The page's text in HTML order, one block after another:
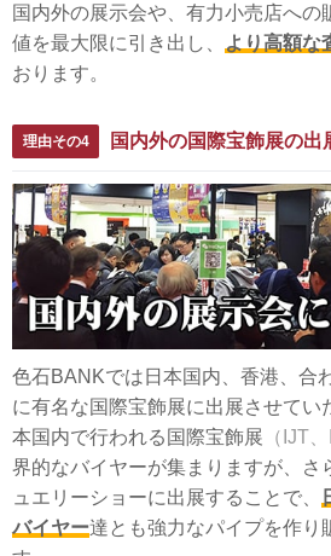
国内外の展示会や、有力小売店への
値を最大限に引き出し、
より高額な
おります。
理由その4 国内外の国際宝飾展の出
色石BANKでは日本国内、香港、合
に有名な国際宝飾展に出展させてい
本国内で行われる国際宝飾展 （IJT
界的なバイヤーが集まりますが、さ
ュエリーショーに出展することで、
バイヤー達とも強力なパイプを作り